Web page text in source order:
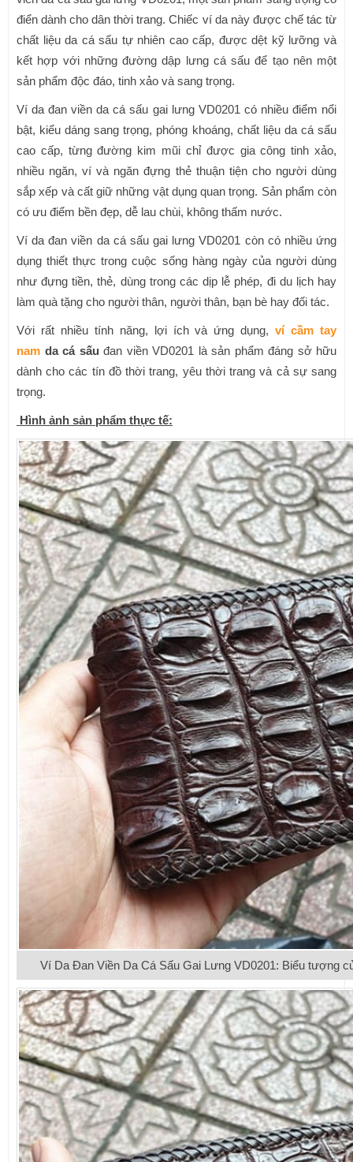
điển dành cho dân thời trang. Chiếc ví da này được chế tác từ
chất liệu da cá sấu tự nhiên cao cấp, được dệt kỹ lưỡng và
kết hợp với những đường dập lưng cá sấu để tạo nên một
sản phẩm độc đáo, tinh xảo và sang trọng.
Ví da đan viền da cá sấu gai lưng VD0201 có nhiều điểm nổi
bật, kiểu dáng sang trọng, phóng khoáng, chất liệu da cá sấu
cao cấp, từng đường kim mũi chỉ được gia công tinh xảo,
nhiều ngăn, ví và ngăn đựng thẻ thuận tiện cho người dùng
sắp xếp và cất giữ những vật dụng quan trọng. Sản phẩm còn
có ưu điểm bền đẹp, dễ lau chùi, không thấm nước.
Ví da đan viền da cá sấu gai lưng VD0201 còn có nhiều ứng
dụng thiết thực trong cuộc sống hàng ngày của người dùng
như đựng tiền, thẻ, dùng trong các dịp lễ phép, đi du lịch hay
làm quà tặng cho người thân, người thân, bạn bè hay đối tác.
Với rất nhiều tính năng, lợi ích và ứng dụng,ví cầm tay
nam da cá sấu đan viền VD0201 là sản phẩm đáng sở hữu
dành cho các tín đồ thời trang, yêu thời trang và cả sự sang
trọng.
Hình ảnh sản phẩm thực tế:
Ví Da Đan Viền Da Cá Sấu Gai Lưng VD0201: Biểu tượng